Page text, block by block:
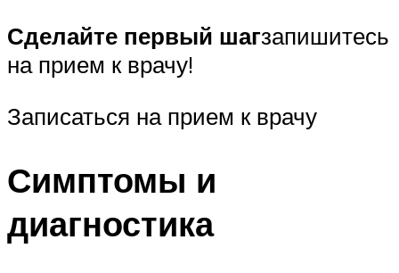
Сделайте первый шагзапишитесь
на прием к врачу!
Записаться на прием к врачу
Симптомы и
диагностика